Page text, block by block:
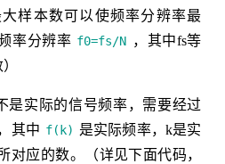
样本数可以使频率分辨率最
率分辨率 f0=fs/N ，其中fs等
是实际的信号频率，需要经过
其中 f(k) 是实际频率，k是实
对应的数。（详见下面代码，